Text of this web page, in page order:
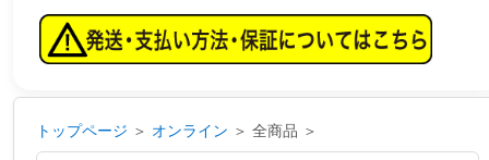
トップページ ＞ オンライン ＞ 全商品 ＞